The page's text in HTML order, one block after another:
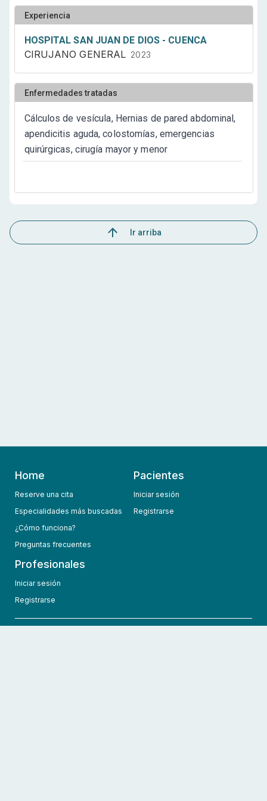
(Hospital San Juan de Dios) y Gualaceo
(Consultorios Santa Bárbara).
Experiencia
HOSPITAL SAN JUAN DE DIOS - CUENCA
CIRUJANO GENERAL 2023
Enfermedades tratadas
Cálculos de vesícula, Hernias de pared abdominal,
apendicitis aguda, colostomías, emergencias
quirúrgicas, cirugía mayor y menor
Ir arriba
Home
Reserve una cita
Especialidades más buscadas
¿Cómo funciona?
Preguntas frecuentes
Pacientes
Iniciar sesión
Registrarse
Profesionales
Iniciar sesión
Registrarse